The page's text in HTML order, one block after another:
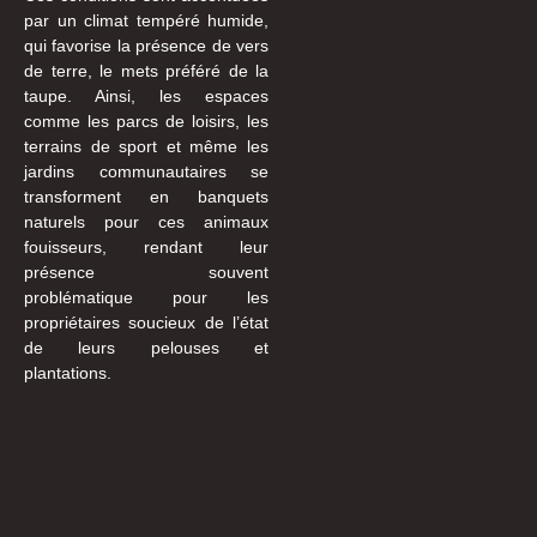
par un climat tempéré humide,
qui favorise la présence de vers
de terre, le mets préféré de la
taupe. Ainsi, les espaces
comme les parcs de loisirs, les
terrains de sport et même les
jardins communautaires se
transforment en banquets
naturels pour ces animaux
fouisseurs, rendant leur
présence souvent
problématique pour les
propriétaires soucieux de l’état
de leurs pelouses et
plantations.